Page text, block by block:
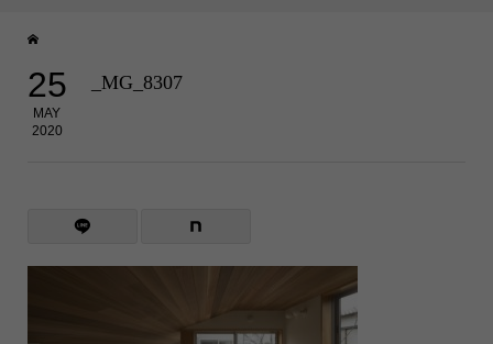
25
MAY
2020
_MG_8307